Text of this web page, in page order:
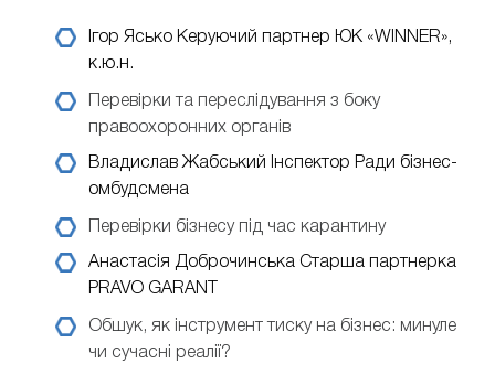
Ігор Ясько Керуючий партнер ЮК «WINNER»,
к.ю.н.
Перевірки та переслідування з боку
правоохоронних органів
Владислав Жабський
Інспектор Ради бізнес-
омбудсмена
Перевірки бізнесу під час карантину
Анастасія Доброчинська Старша партнерка
PRAVO GARANT
Обшук, як інструмент тиску на бізнес: минуле
чи сучасні реалії?